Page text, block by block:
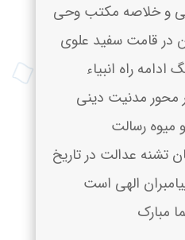
و خلاصه مکتب وحی
در قامت سفید علوی
راه انبیاء
محور مدنیت دینی
میوه رسالت
تشنه عدالت در تاریخ
الهی است
مبارک